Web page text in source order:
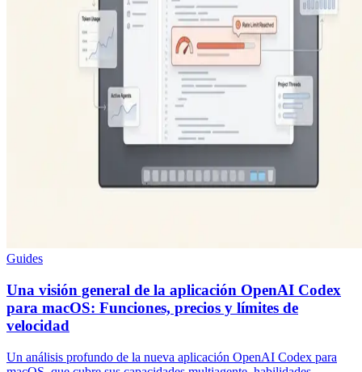
Guides
Una visión general de la aplicación OpenAI Codex
para macOS: Funciones, precios y límites de
velocidad
Un análisis profundo de la nueva aplicación OpenAI Codex para